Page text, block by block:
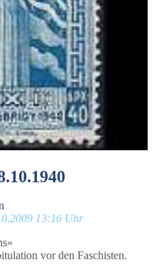
13:16 Uhr
vor den Faschisten.